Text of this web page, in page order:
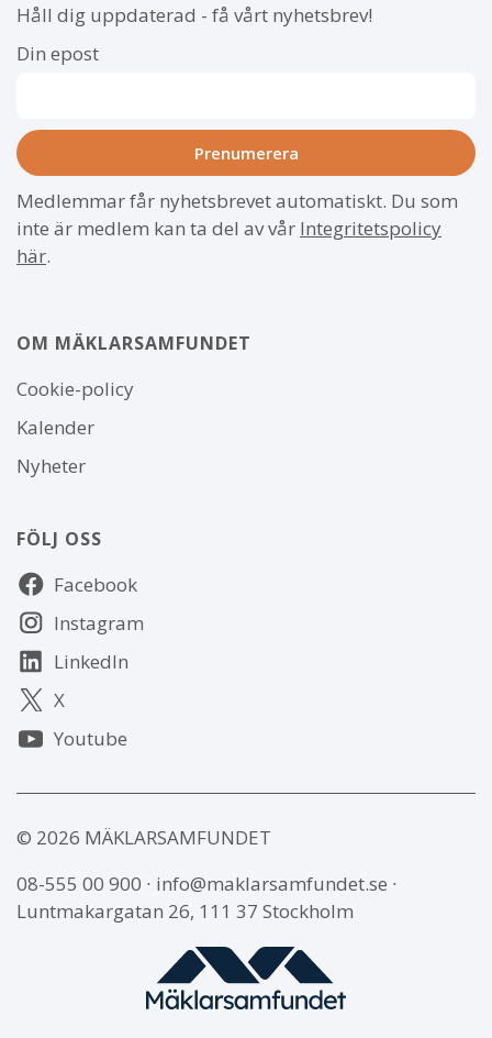
Håll dig uppdaterad - få vårt nyhetsbrev!
Din epost
Medlemmar får nyhetsbrevet automatiskt. Du som
inte är medlem kan ta del av vår Integritetspolicy
här.
OM MÄKLARSAMFUNDET
Om
webbplatsen
Cookie-policy
Kalender
Nyheter
FÖLJ OSS
Följ
oss Facebook
Instagram
LinkedIn
X
Youtube
© 2026 MÄKLARSAMFUNDET
08-555 00 900 ∙ info@maklarsamfundet.se ∙
Luntmakargatan 26, 111 37 Stockholm